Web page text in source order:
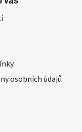
osobních údajů